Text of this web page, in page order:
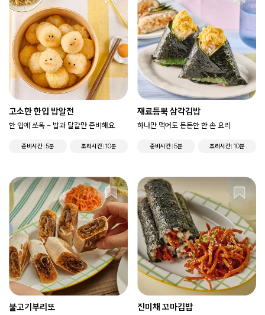
고소한 한입 밥알전
한 입에 쏘옥 - 밥과 달걀만 준비해요.
준비시간 5분 조리시간 10분
재료듬뿍 삼각김밥
하나만 먹어도 든든한 한 손 요리
준비시간 5분 조리시간 10분
불고기부리또 진미채 꼬마김밥